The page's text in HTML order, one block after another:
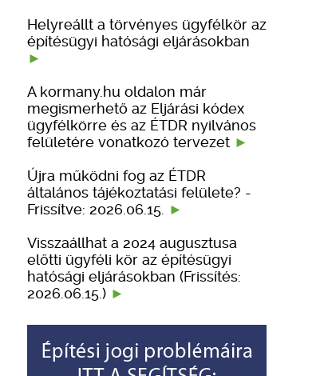
Helyreállt a törvényes ügyfélkör az
építésügyi hatósági eljárásokban
A kormany.hu oldalon már
megismerhető az Eljárási kódex
ügyfélkörre és az ÉTDR nyilvános
felületére vonatkozó tervezet
Újra működni fog az ÉTDR
általános tájékoztatási felülete? -
Frissítve: 2026.06.15.
Visszaállhat a 2024 augusztusa
előtti ügyféli kör az építésügyi
hatósági eljárásokban (Frissítés:
2026.06.15.)